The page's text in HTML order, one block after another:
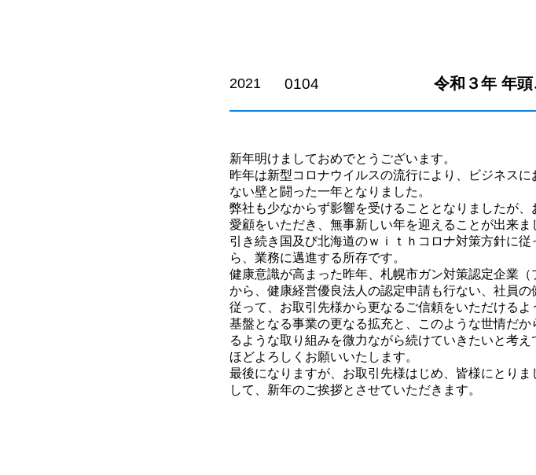
2021 0104 令和３年 年
新年明けましておめでとうございます。
昨年は新型コロナウイルスの流行により、ビジネス
ない壁と闘った一年となりました。
弊社も少なからず影響を受けることとなりましたが
愛顧をいただき、無事新しい年を迎えることが出来
引き続き国及び北海道のｗｉｔｈコロナ対策方針に
ら、業務に邁進する所存です。
健康意識が高まった昨年、札幌市ガン対策認定企業
から、健康経営優良法人の認定申請も行ない、社員
従って、お取引先様から更なるご信頼をいただけるよ
基盤となる事業の更なる拡充と、このような世情だ
るような取り組みを微力ながら続けていきたいと考
ほどよろしくお願いいたします。
最後になりますが、お取引先様はじめ、皆様にとり
して、新年のご挨拶とさせていただきます。